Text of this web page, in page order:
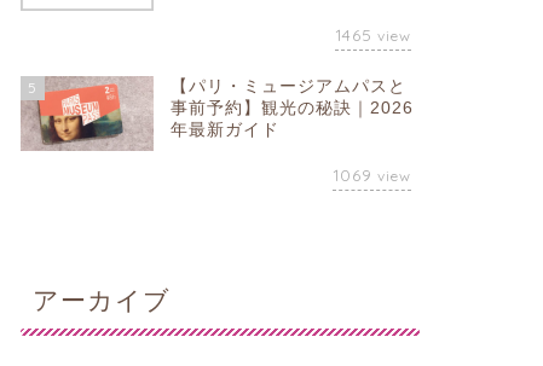
1465 view
5
【パリ・ミュージアムパスと
事前予約】観光の秘訣｜2026
年最新ガイド
1069 view
アーカイブ